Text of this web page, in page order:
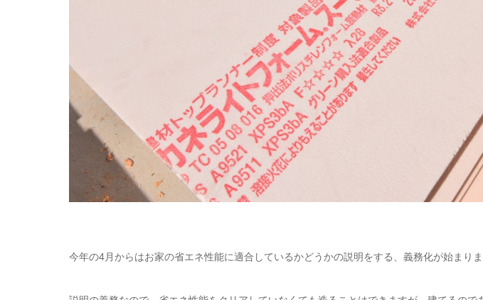
今年の4月からはお家の省エネ性能に適合しているかどうかの説明をする、義務化が始まりま